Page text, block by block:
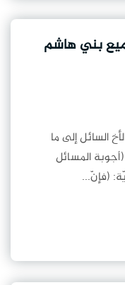
بني هاشم
السائل إلى ما
المسائل
(فإنّ...